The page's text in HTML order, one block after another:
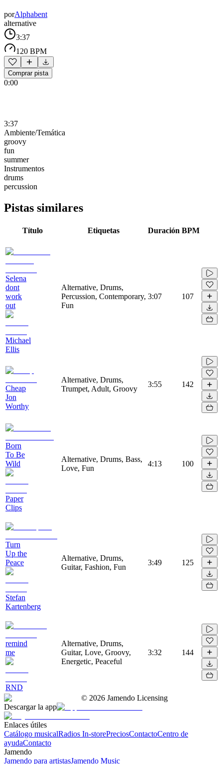
porAlphabent
alternative
3:37
120 BPM
Comprar pista
0:00
3:37
Ambiente/Temática
groovy
fun
summer
Instrumentos
drums
percussion
Pistas similares
Título Etiquetas Duración BPM
Selena
dont
work
out
Michael
Ellis
Alternative, Drums,
Percussion, Contemporary,
Fun
3:07 107
Cheap
Jon
Worthy
Alternative, Drums,
Trumpet, Adult, Groovy
3:55 142
Born
To Be
Wild
Paper
Clips
Alternative, Drums, Bass,
Love, Fun
4:13 100
Turn
Up the
Peace
Stefan
Kartenberg
Alternative, Drums,
Guitar, Fashion, Fun
3:49 125
remind
me
RND
Alternative, Drums,
Guitar, Love, Groovy,
Energetic, Peaceful
3:32 144
© 2026 Jamendo Licensing
Descargar la app
Enlaces útiles
Catálogo musicalRadios In-storePreciosContactoCentro de
ayudaContacto
Jamendo
Jamendo para artistasJamendo Music